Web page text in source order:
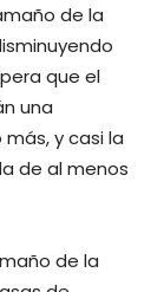
de la
que el
una
más, y casi la
de al menos
de la